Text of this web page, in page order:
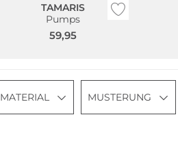
TAMARIS
Pumps
59,95
MATERIAL MUSTERUNG